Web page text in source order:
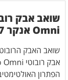
Omni אנקר Anker 51167 יבואן רשמי
שואב האבק
הפתרון